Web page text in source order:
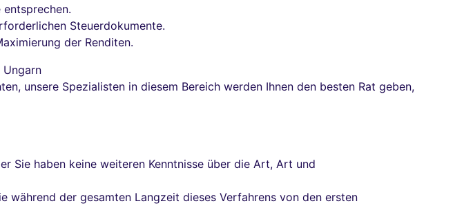
Steuerdokumente.
der Renditen.
Ungarn
unsere Spezialisten in diesem Bereich werden Ihnen den besten Rat geben,
Sie haben keine weiteren Kenntnisse über die Art, Art und
während der gesamten Langzeit dieses Verfahrens von den ersten